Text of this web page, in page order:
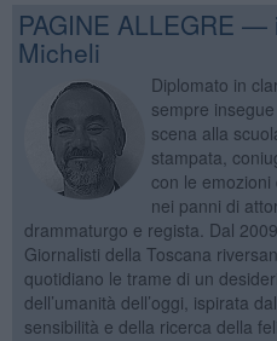
PAGINE ALLEGRE
Micheli
Diplomato in
sempre
scena alla
stampata,
con le emozioni
nei panni di
drammaturgo e regista. Dal
Giornalisti della Toscana
quotidiano le trame di un
dell’umanità dell’oggi, ispirata
sensibilità e della ricerca della